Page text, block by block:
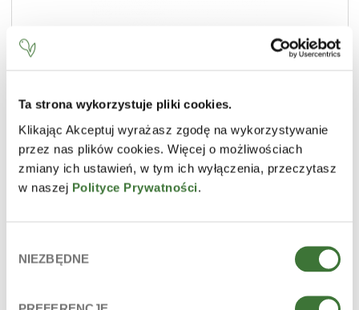
Ta strona wykorzystuje pliki cookies.
Klikając Akceptuj wyrażasz zgodę na wykorzystywanie
przez nas plików cookies. Więcej o możliwościach
zmiany ich ustawień, w tym ich wyłączenia, przeczytasz
w naszej Polityce Prywatności.
zgody
NIEZBĘDNE
crema de noche reductora de arrugas
LÍNEA lifting solution
TIPO DE PRODUCTO
cremas faciales